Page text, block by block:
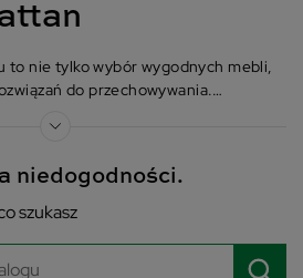
to nie tylko wybór wygodnych mebli,
do przechowywania.
łączy w sobie funkcjonalność i
się zarówno w ogrodzie, jak i na
modele, które posłużą Ci jako
stolik kawowy, a nawet
niedogodności.
szukasz